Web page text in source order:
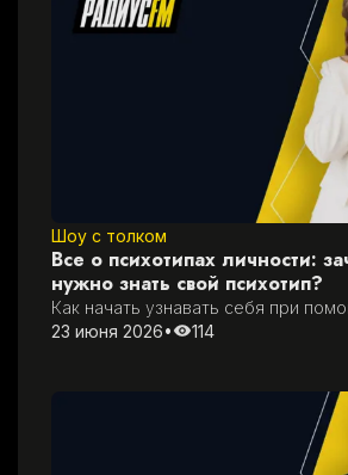
Шоу с толком
Все о психотипах личности:
нужно знать свой психотип?
Как начать узнавать себя при
23 июня 2026• 114